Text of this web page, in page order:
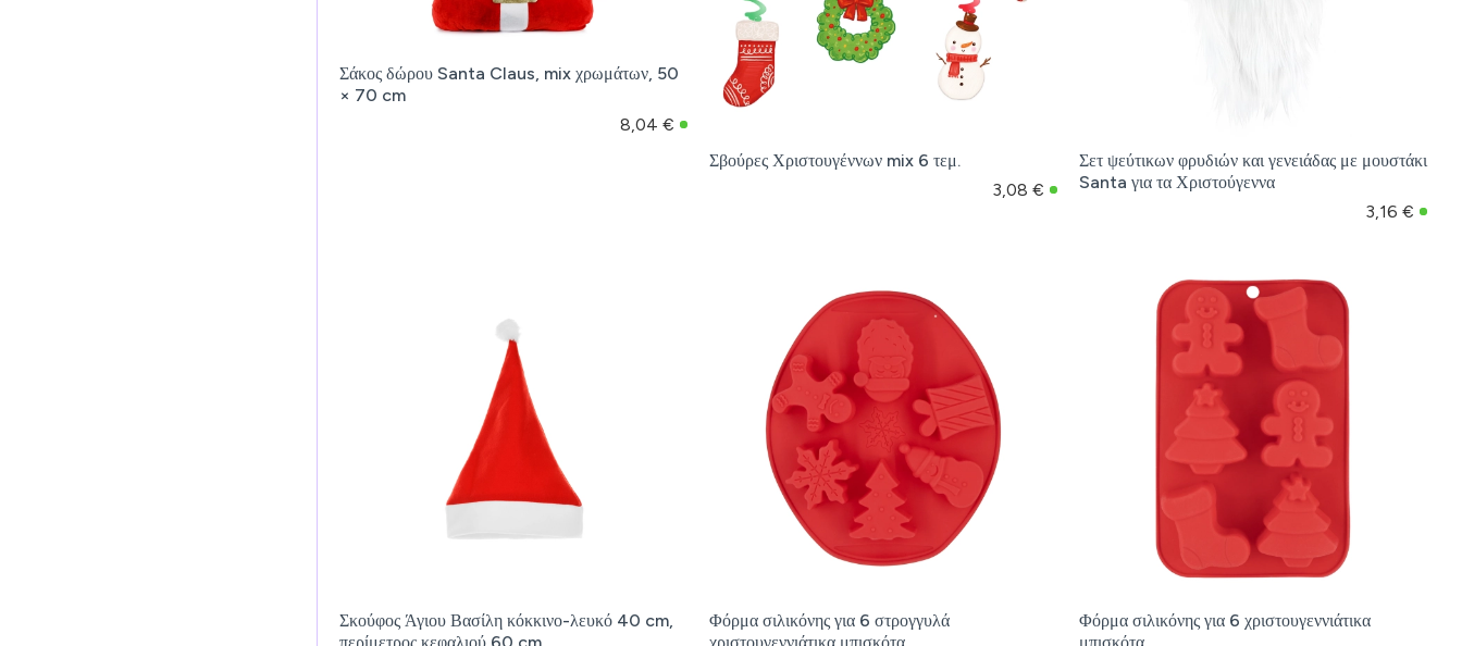
Σάκος δώρου Santa Claus, mix χρωμάτων, 50
× 70 cm
8,04 €
Σβούρες Χριστουγέννων mix 6 τεμ.
3,08 €
Σετ ψεύτικων φρυδιών και γενειάδας με μουστάκι
Santa για τα Χριστούγεννα
3,16 €
Σκούφος Άγιου Βασίλη κόκκινο-λευκό 40 cm,
Φόρμα σιλικόνης για 6 στρογγυλά
Φόρμα σιλικόνης για 6 χριστουγεννιάτικα